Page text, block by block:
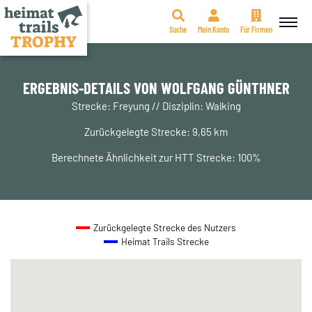
Zum
springen
Suche Mein Konto Für Firmen
ERGEBNIS-DETAILS VON WOLFGANG GÜNTHNER
Strecke: Freyung // Disziplin: Walking
Zurückgelegte Strecke: 9,65 km
Berechnete Ähnlichkeit zur HTT Strecke: 100%
Zurückgelegte Strecke des Nutzers
Heimat Trails Strecke